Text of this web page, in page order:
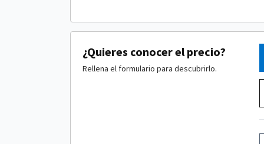
¿Quieres conocer el precio?
Rellena el formulario para descubrirlo.